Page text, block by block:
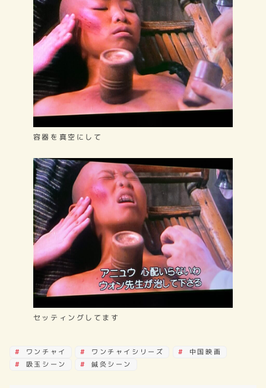
容器を真空にして
セッティングしてます
ワンチャイ ワンチャイシリーズ
中国映画
吸玉シーン
鍼灸シーン